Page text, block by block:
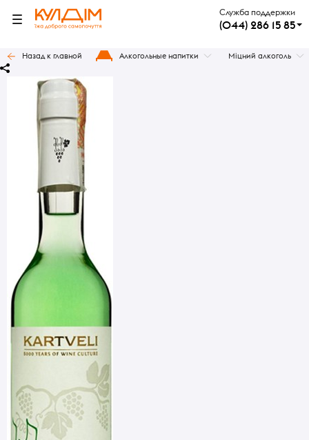
Служба поддержки
(044) 286 15 85
Назад к главной Алкогольные напитки Міцний алкоголь